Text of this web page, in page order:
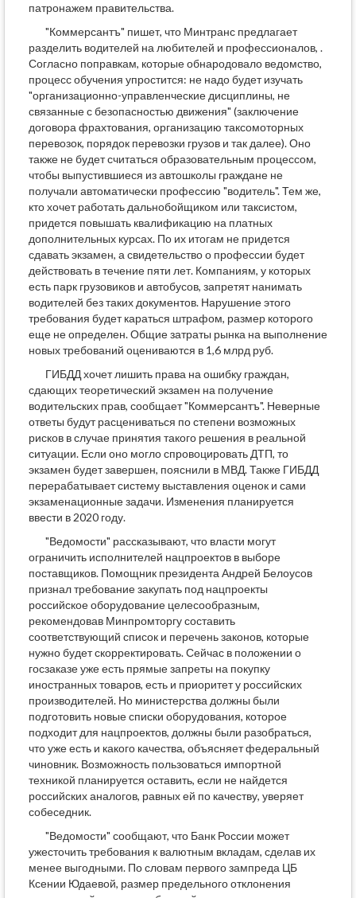
патронажем правительства.
"Коммерсантъ" пишет, что Минтранс предлагает
разделить водителей на любителей и профессионалов, .
Согласно поправкам, которые обнародовало ведомство,
процесс обучения упростится: не надо будет изучать
"организационно-управленческие дисциплины, не
связанные с безопасностью движения" (заключение
договора фрахтования, организацию таксомоторных
перевозок, порядок перевозки грузов и так далее). Оно
также не будет считаться образовательным процессом,
чтобы выпустившиеся из автошколы граждане не
получали автоматически профессию "водитель". Тем же,
кто хочет работать дальнобойщиком или таксистом,
придется повышать квалификацию на платных
дополнительных курсах. По их итогам не придется
сдавать экзамен, а свидетельство о профессии будет
действовать в течение пяти лет. Компаниям, у которых
есть парк грузовиков и автобусов, запретят нанимать
водителей без таких документов. Нарушение этого
требования будет караться штрафом, размер которого
еще не определен. Общие затраты рынка на выполнение
новых требований оцениваются в 1,6 млрд руб.
ГИБДД хочет лишить права на ошибку граждан,
сдающих теоретический экзамен на получение
водительских прав, сообщает "Коммерсантъ". Неверные
ответы будут расцениваться по степени возможных
рисков в случае принятия такого решения в реальной
ситуации. Если оно могло спровоцировать ДТП, то
экзамен будет завершен, пояснили в МВД. Также ГИБДД
перерабатывает систему выставления оценок и сами
экзаменационные задачи. Изменения планируется
ввести в 2020 году.
"Ведомости" рассказывают, что власти могут
ограничить исполнителей нацпроектов в выборе
поставщиков. Помощник президента Андрей Белоусов
признал требование закупать под нацпроекты
российское оборудование целесообразным,
рекомендовав Минпромторгу составить
соответствующий список и перечень законов, которые
нужно будет скорректировать. Сейчас в положении о
госзаказе уже есть прямые запреты на покупку
иностранных товаров, есть и приоритет у российских
производителей. Но министерства должны были
подготовить новые списки оборудования, которое
подходит для нацпроектов, должны были разобраться,
что уже есть и какого качества, объясняет федеральный
чиновник. Возможность пользоваться импортной
техникой планируется оставить, если не найдется
российских аналогов, равных ей по качеству, уверяет
собеседник.
"Ведомости" сообщают, что Банк России может
ужесточить требования к валютным вкладам, сделав их
менее выгодными. По словам первого зампреда ЦБ
Ксении Юдаевой, размер предельного отклонения